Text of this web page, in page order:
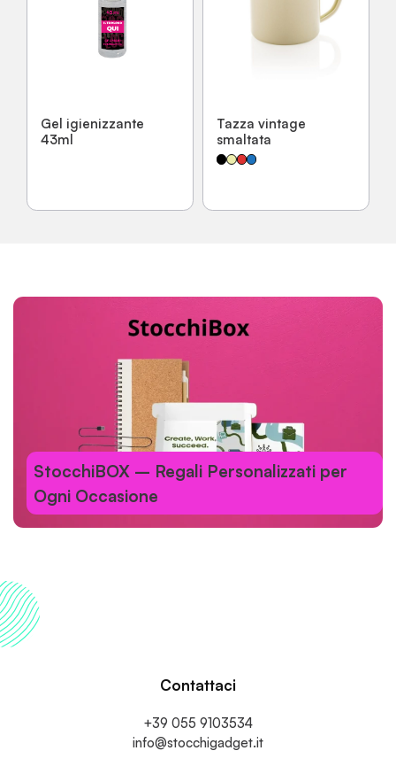
Gel igienizzante
43ml
Tazza vintage
smaltata
StocchiBOX – Regali Personalizzati per
Ogni Occasione
Contattaci
+39 055 9103534
info@stocchigadget.it